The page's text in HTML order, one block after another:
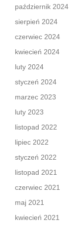
październik 2024
sierpień 2024
czerwiec 2024
kwiecień 2024
luty 2024
styczeń 2024
marzec 2023
luty 2023
listopad 2022
lipiec 2022
styczeń 2022
listopad 2021
czerwiec 2021
maj 2021
kwiecień 2021